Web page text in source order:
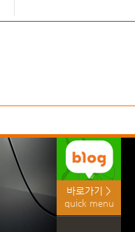
바로가기 >
quick menu